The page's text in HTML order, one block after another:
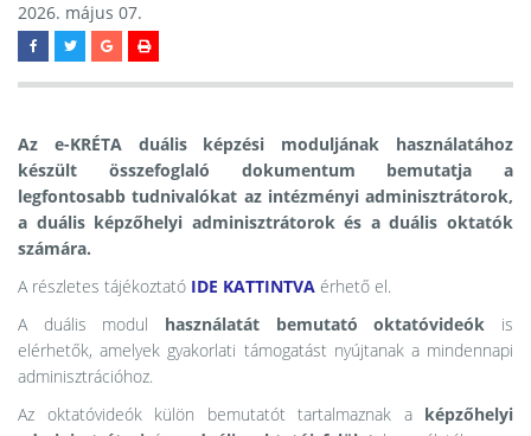
2026. május 07.
Az e-KRÉTA duális képzési moduljának használatához
készült összefoglaló dokumentum bemutatja a
legfontosabb tudnivalókat az intézményi adminisztrátorok,
a duális képzőhelyi adminisztrátorokés aduális oktatók
számára.
A részletes tájékoztató IDE KATTINTVA érhető el.
A duális modul használatát bemutató oktatóvideók is
elérhetők, amelyek gyakorlati támogatást nyújtanak a mindennapi
adminisztrációhoz.
Az oktatóvideók külön bemutatót tartalmaznak a képzőhelyi